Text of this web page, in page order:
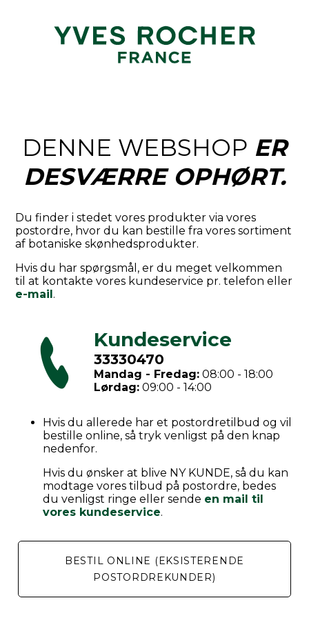
DENNE WEBSHOP ER
DESVÆRRE OPHØRT.
Du finder i stedet vores produkter via vores
postordre, hvor du kan bestille fra vores sortiment
af botaniske skønhedsprodukter.
Hvis du har spørgsmål, er du meget velkommen
til at kontakte vores kundeservice pr. telefon eller
e-mail.
Kundeservice
33330470
Mandag - Fredag:08:00 - 18:00
Lørdag:09:00 - 14:00
Hvis du allerede har et postordretilbud og vil
bestille online, så tryk venligst på den knap
nedenfor.
Hvis du ønsker at blive NY KUNDE, så du kan
modtage vores tilbud på postordre, bedes
du venligst ringe eller sende en mail til
vores kundeservice.
BESTIL ONLINE (EKSISTERENDE
POSTORDREKUNDER)